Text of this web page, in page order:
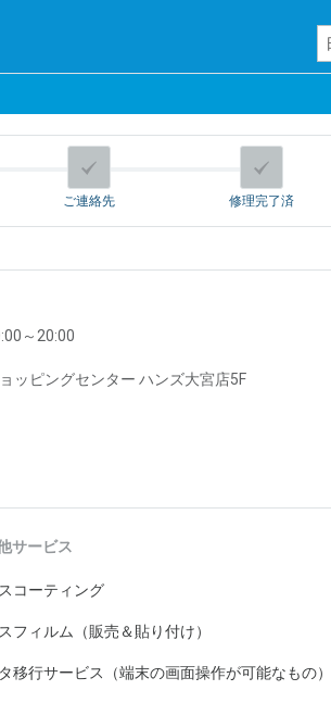
ご連絡先 修理完了済
～20:00
ッピングセンター ハンズ大宮店5F
サービス
コーティング
フィルム（販売＆貼り付け）
移行サービス（端末の画面操作が可能なもの）